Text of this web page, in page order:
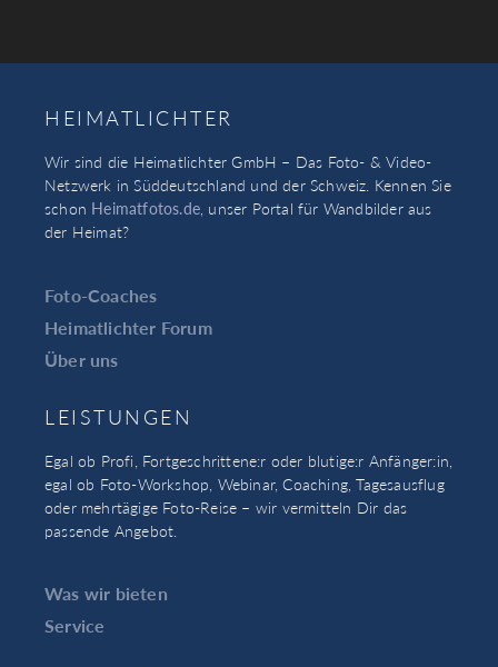
HEIMATLICHTER
Wir sind die Heimatlichter GmbH – Das Foto- & Video-
Netzwerk in Süddeutschland und der Schweiz. Kennen Sie
schon Heimatfotos.de, unser Portal für Wandbilder aus
der Heimat?
Foto-Coaches
Heimatlichter Forum
Über uns
LEISTUNGEN
Egal ob Profi, Fortgeschrittene:r oder blutige:r Anfänger:in,
egal ob Foto-Workshop, Webinar, Coaching, Tagesausflug
oder mehrtägige Foto-Reise – wir vermitteln Dir das
passende Angebot.
Was wir bieten
Service